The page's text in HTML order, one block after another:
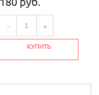
- +
КУПИТЬ